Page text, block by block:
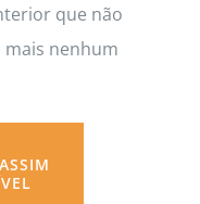
que não
nenhum